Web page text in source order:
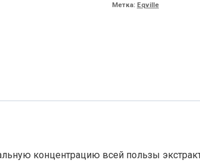
Метка: Eqville
концентрацию всей пользы